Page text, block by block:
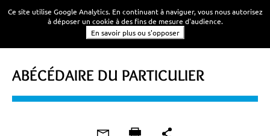
ABÉCÉDAIRE DU PARTICULIER
Ce site utilise Google Analytics. En continuant à naviguer, vous nous autorisez
à déposer un cookie à des fins de mesure d'audience.
En savoir plus ou s'opposer